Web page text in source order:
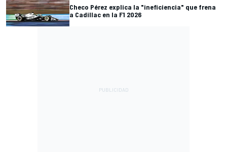
Checo Pérez explica la "ineficiencia" que frena
a Cadillac en la F1 2026